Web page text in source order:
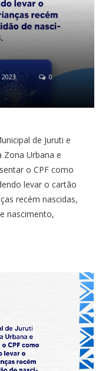
2023
0
de Juruti e
Zona Urbana e
o CPF como
levar o cartão
recém nascidas,
nascimento,